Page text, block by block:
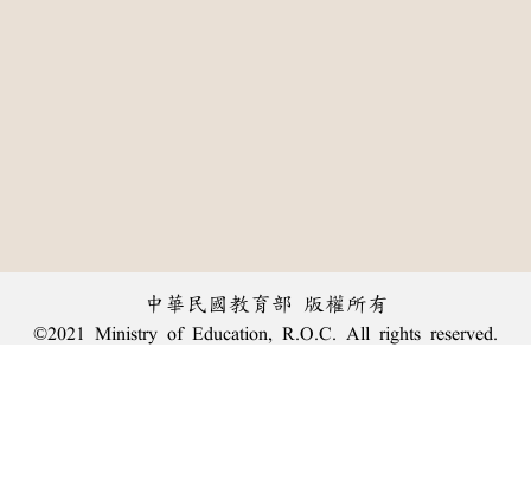
中華民國教育部 版權所有
©2021 Ministry of Education, R.O.C. All rights reserved.